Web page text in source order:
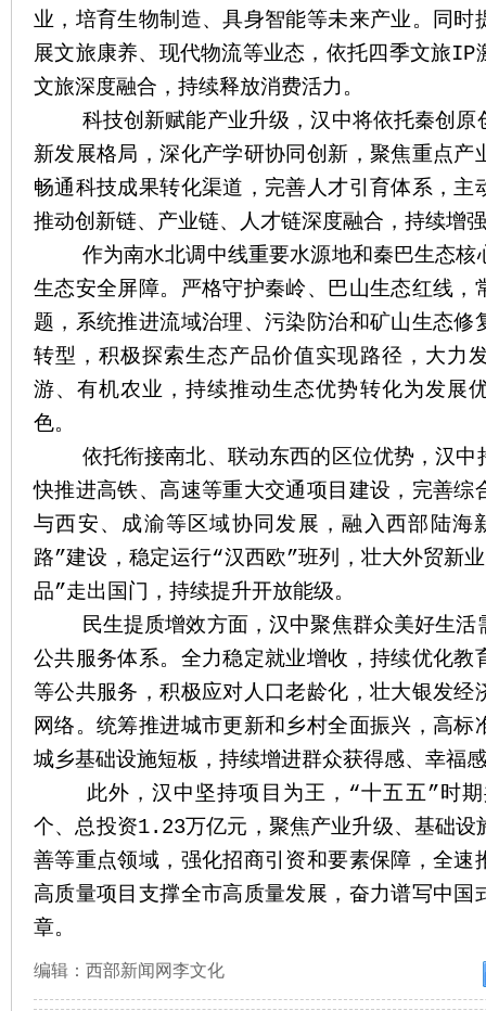
业，培育生物制造、具身智能等未来产业。同时
展文旅康养、现代物流等业态，依托四季文旅IP
文旅深度融合，持续释放消费活力。
科技创新赋能产业升级，汉中将依托秦创原
新发展格局，深化产学研协同创新，聚焦重点产
畅通科技成果转化渠道，完善人才引育体系，主
推动创新链、产业链、人才链深度融合，持续增
作为南水北调中线重要水源地和秦巴生态核
生态安全屏障。严格守护秦岭、巴山生态红线，
题，系统推进流域治理、污染防治和矿山生态修
转型，积极探索生态产品价值实现路径，大力
游、有机农业，持续推动生态优势转化为发展
色。
依托衔接南北、联动东西的区位优势，汉中
快推进高铁、高速等重大交通项目建设，完善综
与西安、成渝等区域协同发展，融入西部陆海
路”建设，稳定运行“汉西欧”班列，壮大外贸新
品”走出国门，持续提升开放能级。
民生提质增效方面，汉中聚焦群众美好生活
公共服务体系。全力稳定就业增收，持续优化教
等公共服务，积极应对人口老龄化，壮大银发经
网络。统筹推进城市更新和乡村全面振兴，高标
城乡基础设施短板，持续增进群众获得感、幸福
此外，汉中坚持项目为王，“十五五”时期
个、总投资1.23万亿元，聚焦产业升级、基础设
善等重点领域，强化招商引资和要素保障，全速
高质量项目支撑全市高质量发展，奋力谱写中国
章。
编辑：西部新闻网李文化